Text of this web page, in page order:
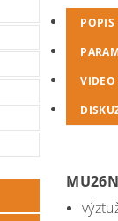
POPIS
VIDEO